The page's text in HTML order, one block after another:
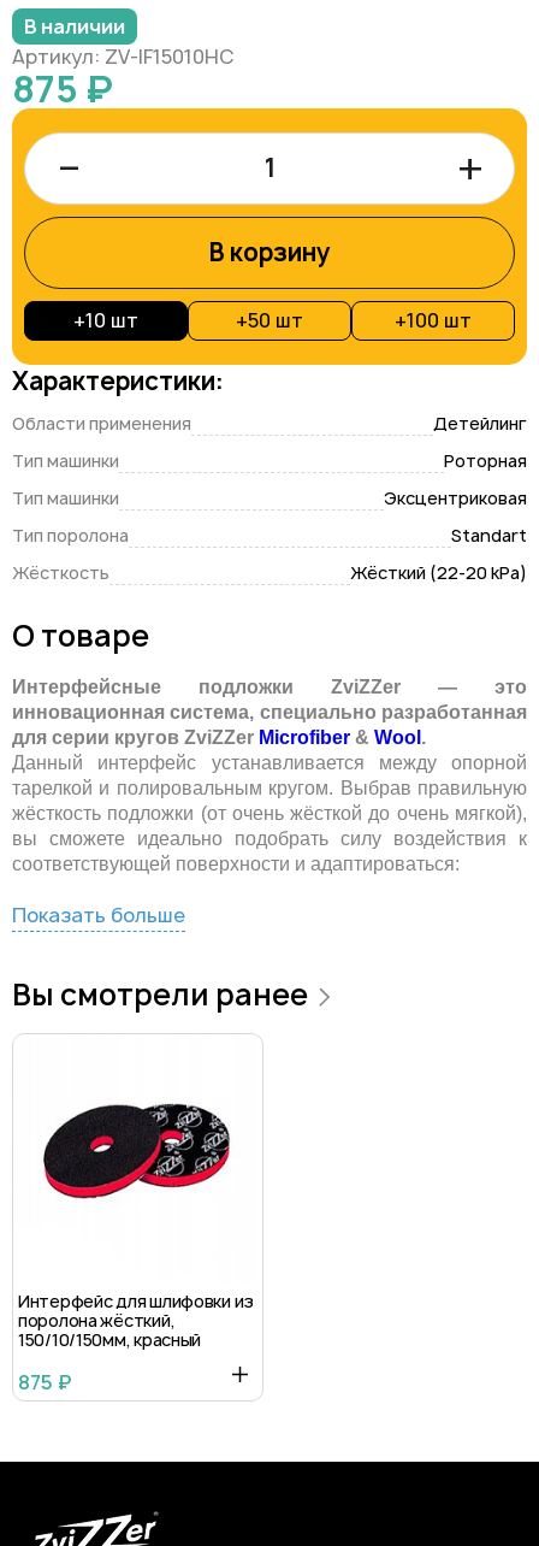
В наличии
Артикул: ZV-IF15010HC
875 ₽
– +
В корзину
+10 шт +50 шт +100 шт
Характеристики:
Области применения
Детейлинг
Тип машинки
Роторная
Тип машинки
Эксцентриковая
Тип поролона
Standart
Жёсткость
Жёсткий (22-20 kPa)
О товаре
Интерфейсные подложки ZviZZer — это
инновационная система, специально разработанная
для серии кругов ZviZZer Microfiber & Wool .
Данный интерфейс устанавливается между опорной
тарелкой и полировальным кругом. Выбрав правильную
жёсткость подложки (от очень жёсткой до очень мягкой),
вы сможете идеально подобрать силу воздействия к
соответствующей поверхности и адаптироваться:
Показать больше
Вы смотрели ранее
Интерфейс для шлифовки из
поролона жёсткий,
150/10/150мм, красный
875 ₽